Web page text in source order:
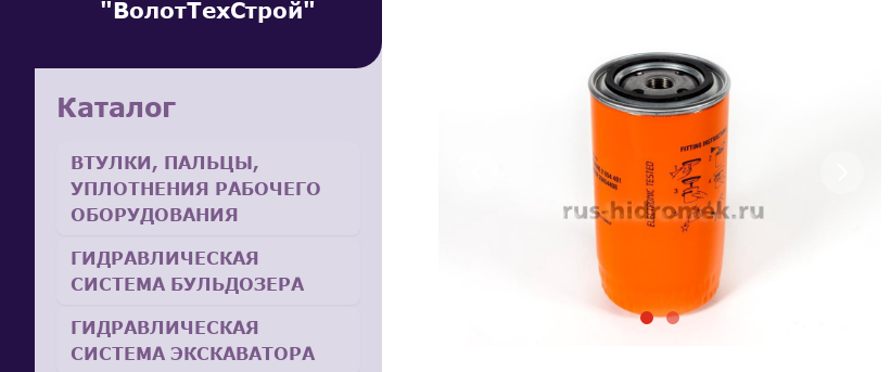
"ВолотТехСтрой"
Каталог
ВТУЛКИ, ПАЛЬЦЫ,
УПЛОТНЕНИЯ РАБОЧЕГО
ОБОРУДОВАНИЯ
ГИДРАВЛИЧЕСКАЯ
СИСТЕМА БУЛЬДОЗЕРА
ГИДРАВЛИЧЕСКАЯ
СИСТЕМА ЭКСКАВАТОРА